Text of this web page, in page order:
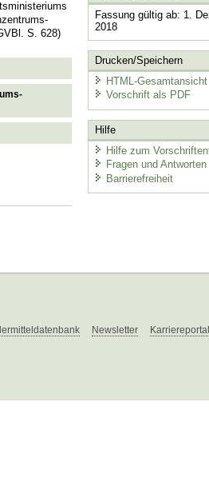
S. 628)
Fassung gültig ab: 1.
2018
Drucken/Speichern
HTML-Gesamtansicht
Vorschrift als PDF
Hilfe
Hilfe zum
Fragen und Antworten
Barrierefreiheit
Newsletter Karriereportal